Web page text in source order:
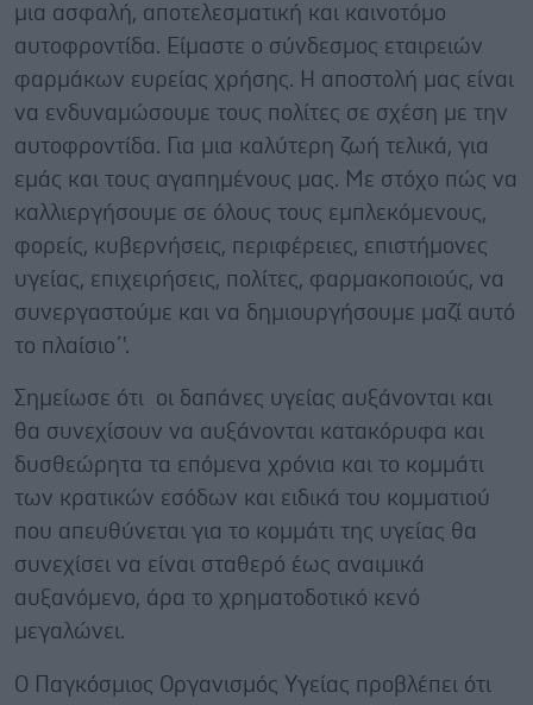
μια ασφαλή, αποτελεσματική και καινοτόμο
αυτοφροντίδα. Είμαστε ο σύνδεσμος εταιρειών
φαρμάκων ευρείας χρήσης. Η αποστολή μας είναι
να ενδυναμώσουμε τους πολίτες σε σχέση με την
αυτοφροντίδα. Για μια καλύτερη ζωή τελικά, για
εμάς και τους αγαπημένους μας. Με στόχο πώς να
καλλιεργήσουμε σε όλους τους εμπλεκόμενους,
φορείς, κυβερνήσεις, περιφέρειες, επιστήμονες
υγείας, επιχειρήσεις, πολίτες, φαρμακοποιούς, να
συνεργαστούμε και να δημιουργήσουμε μαζί αυτό
το πλαίσιο΄'.
Σημείωσε ότι οι δαπάνες υγείας αυξάνονται και
θα συνεχίσουν να αυξάνονται κατακόρυφα και
δυσθεώρητα τα επόμενα χρόνια και το κομμάτι
των κρατικών εσόδων και ειδικά του κομματιού
που απευθύνεται για το κομμάτι της υγείας θα
συνεχίσει να είναι σταθερό έως αναιμικά
αυξανόμενο, άρα το χρηματοδοτικό κενό
μεγαλώνει.
Ο Παγκόσμιος Οργανισμός Υγείας προβλέπει ότι